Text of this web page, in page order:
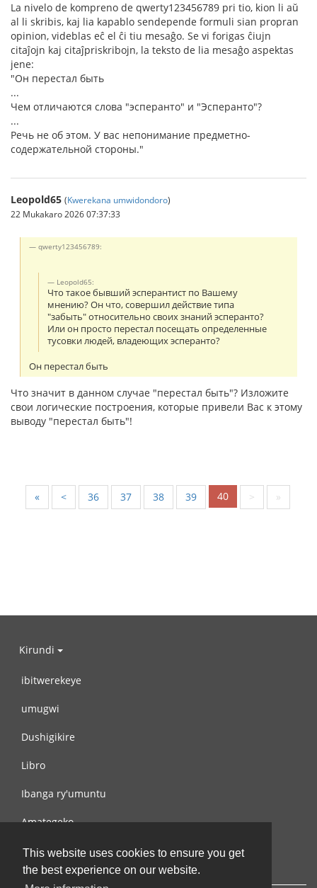
This website uses cookies to ensure you get
the best experience on our website.
La nivelo de kompreno de qwerty123456789 pri tio, kion li aŭ
al li skribis, kaj lia kapablo sendepende formuli sian propran
opinion, videblas eĉ el ĉi tiu mesaĝo. Se vi forigas ĉiujn
citaĵojn kaj citaĵpriskribojn, la teksto de lia mesaĝo aspektas
jene:
"Он перестал быть
...
Чем отличаются слова "эсперанто" и "Эсперанто"?
...
Речь не об этом. У вас непонимание предметно-
содержательной стороны."
Leopold65 (Kwerekana umwidondoro)
22 Mukakaro 2026 07:37:33
qwerty123456789:
Leopold65:
Что такое бывший эсперантист по Вашему
мнению? Он что, совершил действие типа
"забыть" относительно своих знаний эсперанто?
Или он просто перестал посещать определенные
тусовки людей, владеющих эсперанто?
Он перестал быть
Что значит в данном случае "перестал быть"? Изложите
свои логические построения, которые привели Вас к этому
выводу "перестал быть"!
« < 36 37 38 39 40 > »
Kirundi
ibitwerekeye
umugwi
Dushigikire
Libro
Ibanga ry'umuntu
Amategeko
Turondere